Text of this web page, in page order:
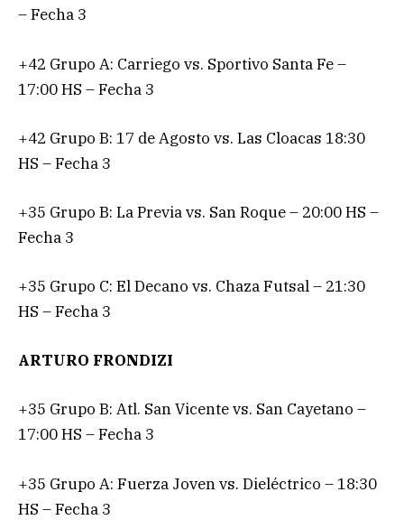
– Fecha 3
+42 Grupo A: Carriego vs. Sportivo Santa Fe –
17:00 HS – Fecha 3
+42 Grupo B: 17 de Agosto vs. Las Cloacas 18:30
HS – Fecha 3
+35 Grupo B: La Previa vs. San Roque – 20:00 HS –
Fecha 3
+35 Grupo C: El Decano vs. Chaza Futsal – 21:30
HS – Fecha 3
ARTURO FRONDIZI
+35 Grupo B: Atl. San Vicente vs. San Cayetano –
17:00 HS – Fecha 3
+35 Grupo A: Fuerza Joven vs. Dieléctrico – 18:30
HS – Fecha 3